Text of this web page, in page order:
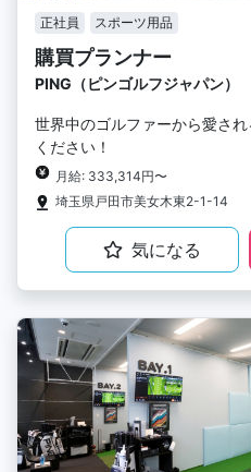
正社員 スポーツ用品
購買プランナー
PING（ピンゴルフジャパン）
世界中のゴルファーから愛さ
ください！
月給: 333,314円〜
埼玉県戸田市美女木東2-1-14
気になる